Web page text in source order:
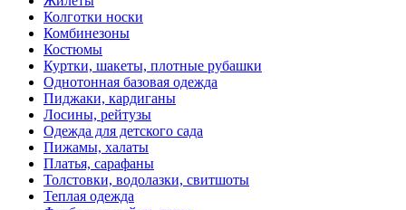
Колготки носки
Комбинезоны
Костюмы
Куртки, шакеты, плотные рубашки
Однотонная базовая одежда
Пиджаки, кардиганы
Лосины, рейтузы
Одежда для детского сада
Пижамы, халаты
Платья, сарафаны
Толстовки, водолазки, свитшоты
Теплая одежда